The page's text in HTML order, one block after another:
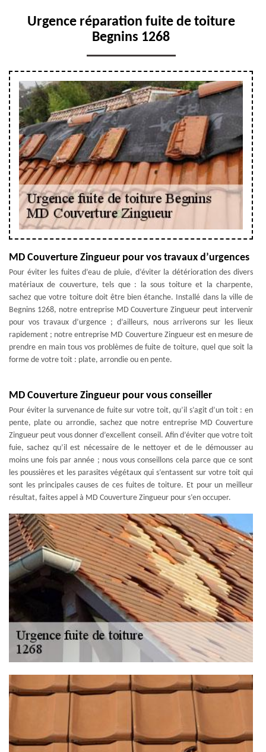
Urgence réparation fuite de toiture
Begnins 1268
MD Couverture Zingueur pour vos travaux d’urgences
Pour éviter les fuites d’eau de pluie, d’éviter la détérioration des divers
matériaux de couverture, tels que : la sous toiture et la charpente,
sachez que votre toiture doit être bien étanche. Installé dans la ville de
Begnins 1268, notre entreprise MD Couverture Zingueur peut intervenir
pour vos travaux d’urgence ; d’ailleurs, nous arriverons sur les lieux
rapidement ; notre entreprise MD Couverture Zingueur est en mesure de
prendre en main tous vos problèmes de fuite de toiture, quel que soit la
forme de votre toit : plate, arrondie ou en pente.
MD Couverture Zingueur pour vous conseiller
Pour éviter la survenance de fuite sur votre toit, qu’il s’agit d’un toit : en
pente, plate ou arrondie, sachez que notre entreprise MD Couverture
Zingueur peut vous donner d’excellent conseil. Afin d’éviter que votre toit
fuie, sachez qu’il est nécessaire de le nettoyer et de le démousser au
moins une fois par année ; nous vous conseillons cela parce que ce sont
les poussières et les parasites végétaux qui s’entassent sur votre toit qui
sont les principales causes de ces fuites de toiture. Et pour un meilleur
résultat, faites appel à MD Couverture Zingueur pour s’en occuper.